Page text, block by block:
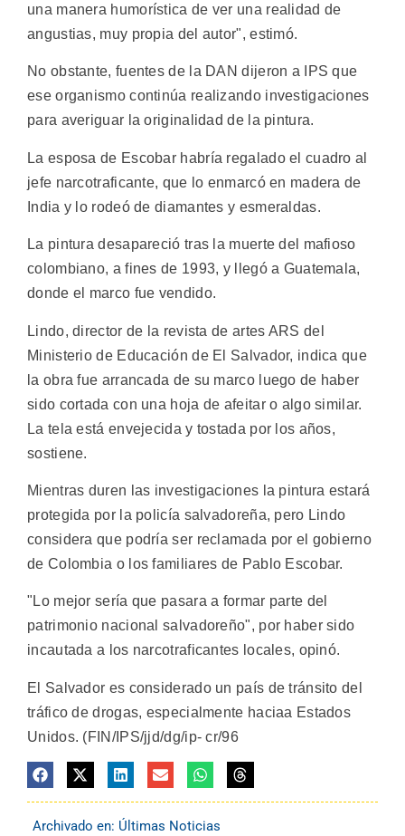
una manera humorística de ver una realidad de
angustias, muy propia del autor", estimó.
No obstante, fuentes de la DAN dijeron a IPS que
ese organismo continúa realizando investigaciones
para averiguar la originalidad de la pintura.
La esposa de Escobar habría regalado el cuadro al
jefe narcotraficante, que lo enmarcó en madera de
India y lo rodeó de diamantes y esmeraldas.
La pintura desapareció tras la muerte del mafioso
colombiano, a fines de 1993, y llegó a Guatemala,
donde el marco fue vendido.
Lindo, director de la revista de artes ARS del
Ministerio de Educación de El Salvador, indica que
la obra fue arrancada de su marco luego de haber
sido cortada con una hoja de afeitar o algo similar.
La tela está envejecida y tostada por los años,
sostiene.
Mientras duren las investigaciones la pintura estará
protegida por la policía salvadoreña, pero Lindo
considera que podría ser reclamada por el gobierno
de Colombia o los familiares de Pablo Escobar.
"Lo mejor sería que pasara a formar parte del
patrimonio nacional salvadoreño", por haber sido
incautada a los narcotraficantes locales, opinó.
El Salvador es considerado un país de tránsito del
tráfico de drogas, especialmente haciaa Estados
Unidos. (FIN/IPS/jjd/dg/ip- cr/96
Archivado en: Últimas Noticias